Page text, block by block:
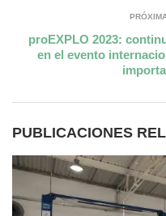
proEXPLO 2023:
en el evento
PUBLICACIONES